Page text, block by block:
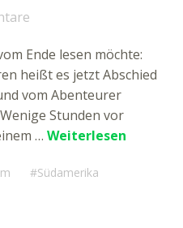
Ende lesen möchte:
heißt es jetzt Abschied
vom Abenteurer
Stunden vor
… Weiterlesen
Südamerika